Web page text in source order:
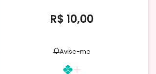
R$ 10,00
Avise-me